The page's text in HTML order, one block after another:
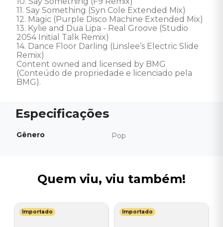
11. Say Something (Syn Cole Extended Mix)
12. Magic (Purple Disco Machine Extended Mix)
13. Kylie and Dua Lipa - Real Groove (Studio
2054 Initial Talk Remix)
14. Dance Floor Darling (Linslee’s Electric Slide
Remix)
Content owned and licensed by BMG
(Conteúdo de propriedade e licenciado pela
BMG).
Gênero Pop
Quem viu, viu também!
Importado Importado